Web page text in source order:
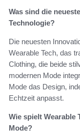
Was sind die
Technologie?
Die neuesten
Wearable Tech, das
Clothing, die beide
modernen Mode
Mode das Design,
Echtzeit anpasst.
Wie spielt Wearable
Mode?